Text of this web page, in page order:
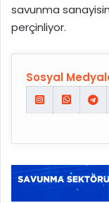
savunma
perçinliyor.
Sosyal